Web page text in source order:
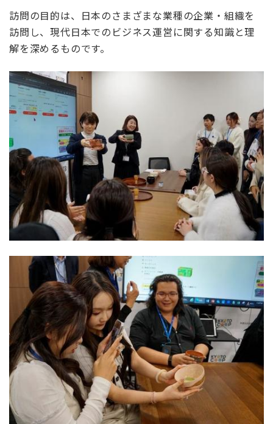
訪問の目的は、日本のさまざまな業種の企業・組織を
訪問し、現代日本でのビジネス運営に関する知識と理
解を深めるものです。